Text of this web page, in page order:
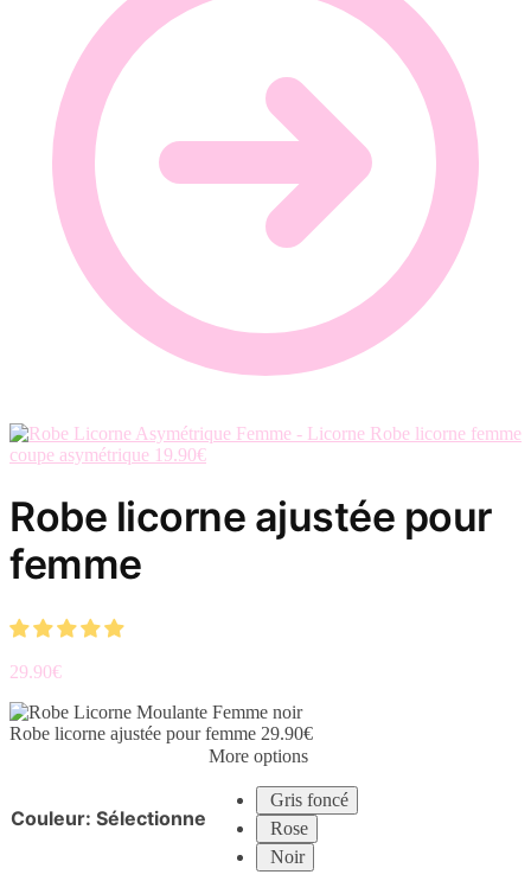
Robe licorne femme
coupe asymétrique 19.90€
Robe licorne ajustée pour
femme
29.90€
Robe licorne ajustée pour femme 29.90€
Couleur: Sélectionne
More options
Gris foncé
Rose
Noir